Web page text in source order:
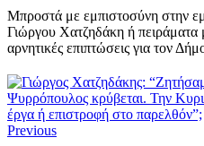
Μπροστά με εμπιστοσύνη στην
Γιώργου Χατζηδάκη ή πειράματα
αρνητικές επιπτώσεις για τον
Previous